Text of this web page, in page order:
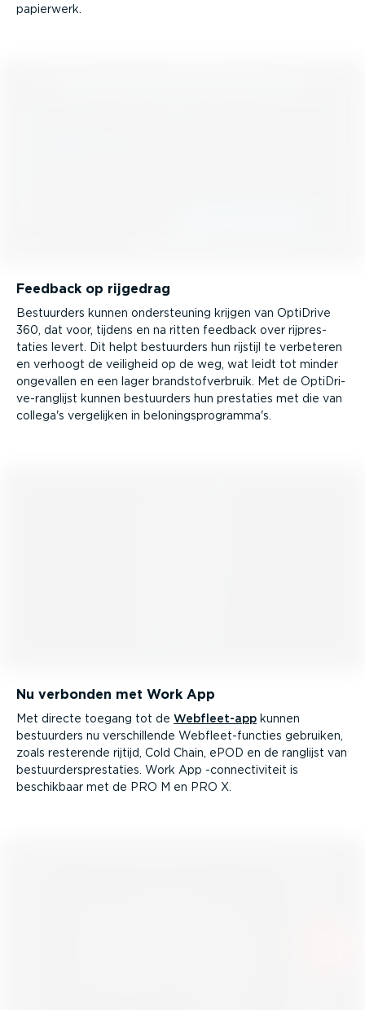
papierwerk.
Feedback op rijgedrag
Bestuurders kunnen onder­steuning krijgen van OptiDrive
360, dat voor, tijdens en na ritten feedback over rijpres­
taties levert. Dit helpt bestuurders hun rijstijl te verbeteren
en verhoogt de veiligheid op de weg, wat leidt tot minder
ongevallen en een lager brand­stof­ver­bruik. Met de OptiDri­
ve-rang­lijst kunnen bestuurders hun prestaties met die van
collega's vergelijken in belonings­pro­gramma's.
Nu verbonden met Work App
Met directe toegang tot de Webfleet-app kunnen
bestuurders nu verschil­lende Webfleet-functies gebruiken,
zoals resterende rijtijd, Cold Chain, ePOD en de ranglijst van
bestuur­ders­pres­taties. Work App -connec­ti­viteit is
beschikbaar met de PRO M en PRO X.